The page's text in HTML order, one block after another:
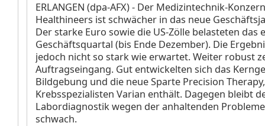
ERLANGEN (dpa-AFX) - Der Medizintechnik-
Healthineers ist schwächer in das neue
Der starke Euro sowie die US-Zölle belasteten das
Geschäftsquartal (bis Ende Dezember). Die
jedoch nicht so stark wie erwartet. Weiter robust
Auftragseingang. Gut entwickelten sich das
Bildgebung und die neue Sparte Precision
Krebsspezialisten Varian enthält. Dagegen bleibt
Labordiagnostik wegen der anhaltenden
schwach.